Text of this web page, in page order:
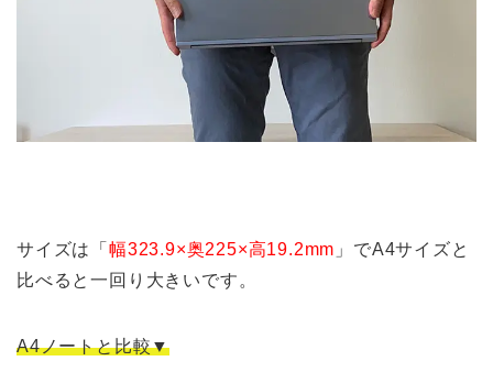
サイズは「 幅323.9×奥225×高19.2mm 」でA4サイズと
比べると一回り大きいです 。
A4ノートと比較▼